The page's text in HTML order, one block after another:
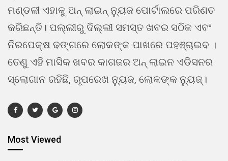
ମଣ୍ଡଳୀ ଏହାକୁ ଅନ୍ ଲାଇନ୍ ନ୍ୟୁଜ ପୋର୍ଟାଲରେ ପରିଣତ
କରିଛନ୍ତି। ପଲ୍ଲୀରୁ ଦିଲ୍ଲୀ ସମସ୍ତ ଖବର ସଠିକ ଏବଂ
ନିରପେକ୍ଷ ଢଙ୍ଗରେ ଲୋକଙ୍କ ପାଖରେ ପହଞ୍ଚାଇବ ।
ତେଣୁ ଏହି ମାସିକ ଖବର କାଗଜର ଅନ୍ ଲାଇନ ଏଡିସନର
ସ୍ଲୋଗାନ ରହିଛି, ରୂପରେଖ ନ୍ୟୁଜ, ଲୋକଙ୍କ ନ୍ୟୁଜ୍।
Most Viewed